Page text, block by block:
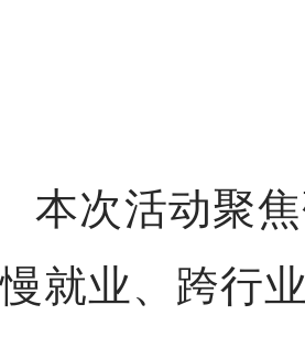
本次活动聚
慢就业、跨行